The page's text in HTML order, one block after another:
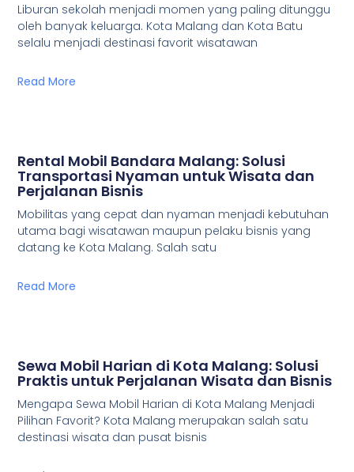
Liburan sekolah menjadi momen yang paling ditunggu
oleh banyak keluarga. Kota Malang dan Kota Batu
selalu menjadi destinasi favorit wisatawan
Read More
Rental Mobil Bandara Malang: Solusi
Transportasi Nyaman untuk Wisata dan
Perjalanan Bisnis
Mobilitas yang cepat dan nyaman menjadi kebutuhan
utama bagi wisatawan maupun pelaku bisnis yang
datang ke Kota Malang. Salah satu
Read More
Sewa Mobil Harian di Kota Malang: Solusi
Praktis untuk Perjalanan Wisata dan Bisnis
Mengapa Sewa Mobil Harian di Kota Malang Menjadi
Pilihan Favorit? Kota Malang merupakan salah satu
destinasi wisata dan pusat bisnis